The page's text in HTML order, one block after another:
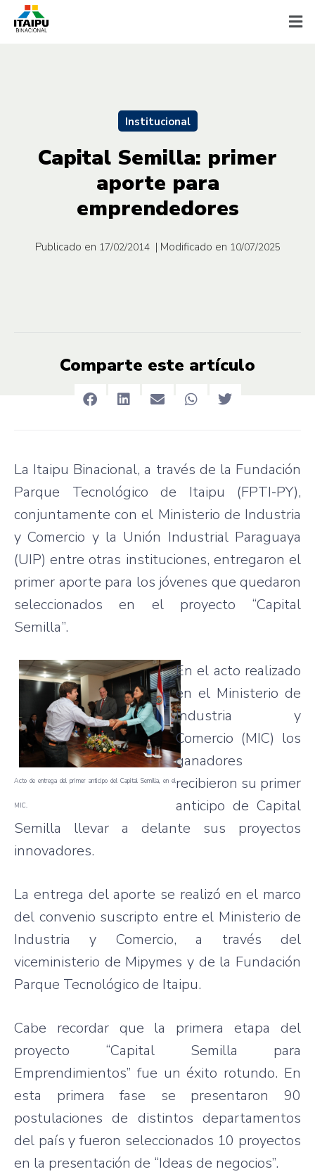
Institucional
Capital Semilla: primer
aporte para
emprendedores
Publicado en 17/02/2014 | Modificado en 10/07/2025
Comparte este artículo
La Itaipu Binacional, a través de la Fundación
Parque Tecnológico de Itaipu (FPTI-PY),
conjuntamente con el Ministerio de Industria
y Comercio y la Unión Industrial Paraguaya
(UIP) entre otras instituciones, entregaron el
primer aporte para los jóvenes que quedaron
seleccionados en el proyecto “Capital
Semilla”.
Acto de entrega del primer anticipo del Capital Semilla, en el
MIC.
En el acto realizado
en el Ministerio de
Industria y
Comercio (MIC) los
ganadores
recibieron su primer
anticipo de Capital
Semilla llevar a delante sus proyectos
innovadores.
La entrega del aporte se realizó en el marco
del convenio suscripto entre el Ministerio de
Industria y Comercio, a través del
viceministerio de Mipymes y de la Fundación
Parque Tecnológico de Itaipu.
Cabe recordar que la primera etapa del
proyecto “Capital Semilla para
Emprendimientos” fue un éxito rotundo. En
esta primera fase se presentaron 90
postulaciones de distintos departamentos
del país y fueron seleccionados 10 proyectos
en la presentación de “Ideas de negocios”.